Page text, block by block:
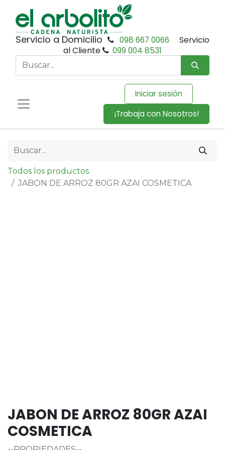
Servicio a Domicilio 098 667 0066
Servicio
al Cliente
099 004 8531
Iniciar sesión
¡Trabaja con Nosotros!
Todos los productos
JABON DE ARROZ 80GR AZAI COSMETICA
JABON DE ARROZ 80GR AZAI
COSMETICA